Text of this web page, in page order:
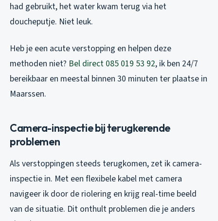
had gebruikt, het water kwam terug via het
doucheputje. Niet leuk.
Heb je een acute verstopping en helpen deze
methoden niet? Bel direct 085 019 53 92, ik ben 24/7
bereikbaar en meestal binnen 30 minuten ter plaatse in
Maarssen.
Camera-inspectie bij terugkerende
problemen
Als verstoppingen steeds terugkomen, zet ik camera-
inspectie in. Met een flexibele kabel met camera
navigeer ik door de riolering en krijg real-time beeld
van de situatie. Dit onthult problemen die je anders